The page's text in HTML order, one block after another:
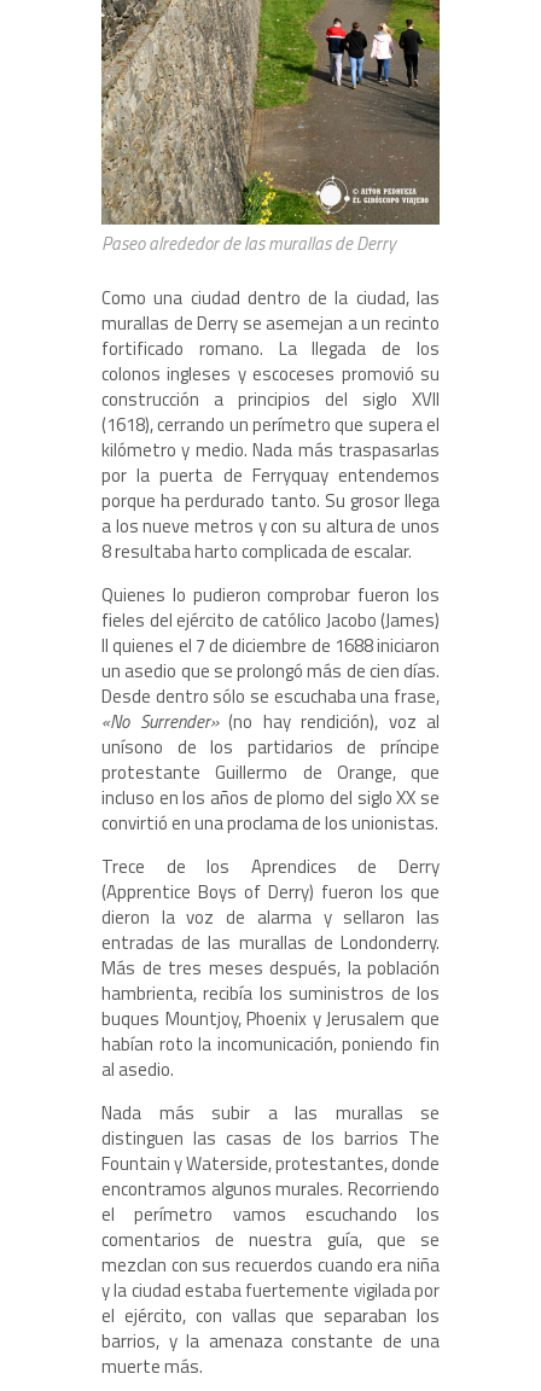
Paseo alrededor de las murallas de Derry
Como una ciudad dentro de la ciudad, las
murallas de Derry se asemejan a un recinto
fortificado romano. La llegada de los
colonos ingleses y escoceses promovió su
construcción a principios del siglo XVII
(1618), cerrando un perímetro que supera el
kilómetro y medio. Nada más traspasarlas
por la puerta de Ferryquay entendemos
porque ha perdurado tanto. Su grosor llega
a los nueve metros y con su altura de unos
8 resultaba harto complicada de escalar.
Quienes lo pudieron comprobar fueron los
fieles del ejército de católico Jacobo (James)
II quienes el 7 de diciembre de 1688 iniciaron
un asedio que se prolongó más de cien días.
Desde dentro sólo se escuchaba una frase,
«No Surrender»(no hay rendición), voz al
unísono de los partidarios de príncipe
protestante Guillermo de Orange, que
incluso en los años de plomo del siglo XX se
convirtió en una proclama de los unionistas.
Trece de los Aprendices de Derry
(Apprentice Boys of Derry) fueron los que
dieron la voz de alarma y sellaron las
entradas de las murallas de Londonderry.
Más de tres meses después, la población
hambrienta, recibía los suministros de los
buques Mountjoy, Phoenix y Jerusalem que
habían roto la incomunicación, poniendo fin
al asedio.
Nada más subir a las murallas se
distinguen las casas de los barrios The
Fountain y Waterside, protestantes, donde
encontramos algunos murales. Recorriendo
el perímetro vamos escuchando los
comentarios de nuestra guía, que se
mezclan con sus recuerdos cuando era niña
y la ciudad estaba fuertemente vigilada por
el ejército, con vallas que separaban los
barrios, y la amenaza constante de una
muerte más.